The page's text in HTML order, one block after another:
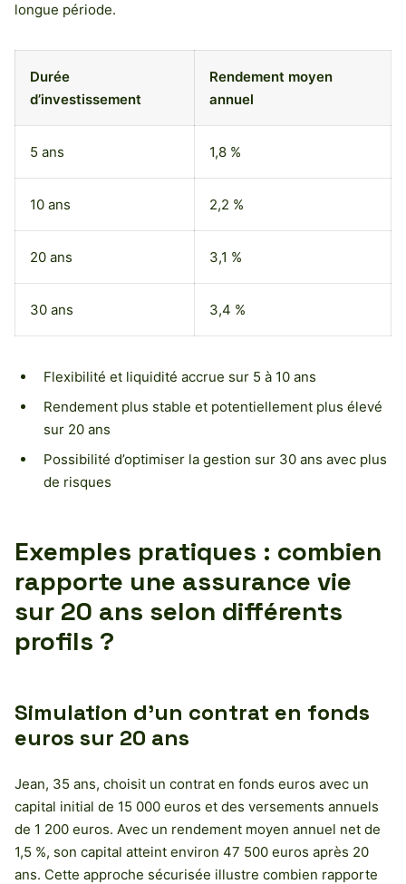
longue période.
Durée
d’investissement
Rendement moyen
annuel
5 ans 1,8 %
10 ans 2,2 %
20 ans 3,1 %
30 ans 3,4 %
Flexibilité et liquidité accrue sur 5 à 10 ans
Rendement plus stable et potentiellement plus élevé
sur 20 ans
Possibilité d’optimiser la gestion sur 30 ans avec plus
de risques
Exemples pratiques : combien
rapporte une assurance vie
sur 20 ans selon différents
profils ?
Simulation d’un contrat en fonds
euros sur 20 ans
Jean, 35 ans, choisit un contrat en fonds euros avec un
capital initial de 15 000 euros et des versements annuels
de 1 200 euros. Avec un rendement moyen annuel net de
1,5 %, son capital atteint environ 47 500 euros après 20
ans. Cette approche sécurisée illustre combien rapporte